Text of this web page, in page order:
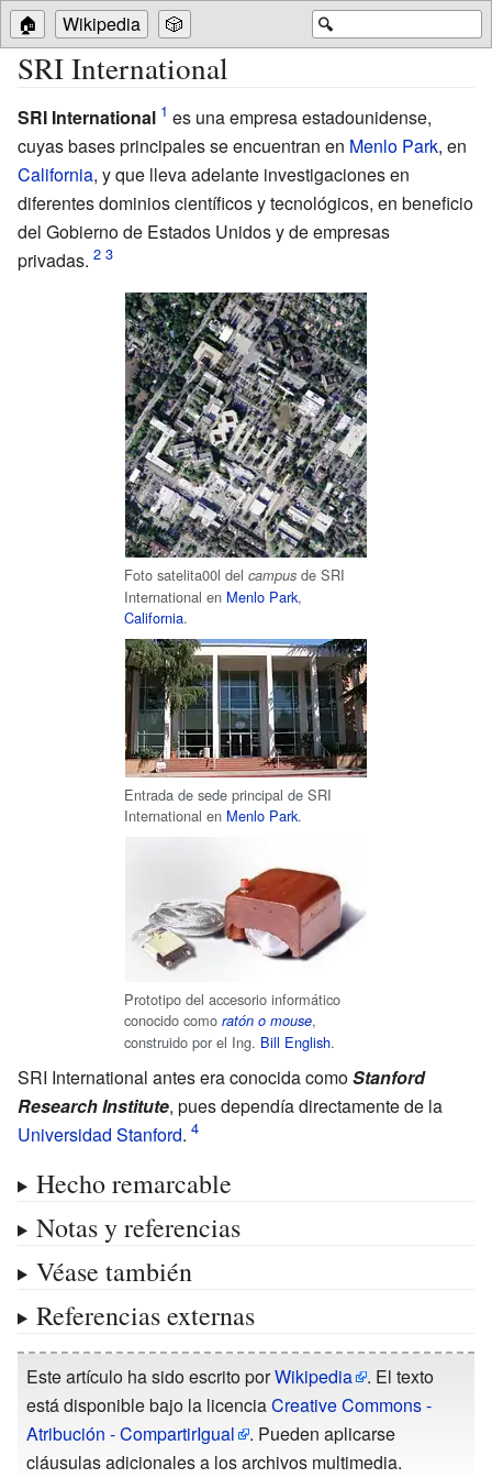
🔍
🏠 Wikipedia 🎲
SRI International
SRI International
es una empresa estadounidense,
cuyas bases principales se encuentran en Menlo Park, en
California, y que lleva adelante investigaciones en
diferentes dominios científicos y tecnológicos, en beneficio
del Gobierno de Estados Unidos y de empresas
privadas.
Foto satelita00l del campus de SRI
International en Menlo Park,
California.
Entrada de sede principal de SRI
International en Menlo Park.
Prototipo del accesorio informático
conocido como ratón o mouse,
construido por el Ing. Bill English.
SRI International antes era conocida comoStanford
Research Institute, pues dependía directamente de la
Universidad Stanford.
Hecho remarcable
Notas y referencias
Véase también
Referencias externas
Este artículo ha sido escrito porWikipedia
. El texto
está disponible bajo la licenciaCreative Commons -
Atribución - CompartirIgual
. Pueden aplicarse
cláusulas adicionales a los archivos multimedia.